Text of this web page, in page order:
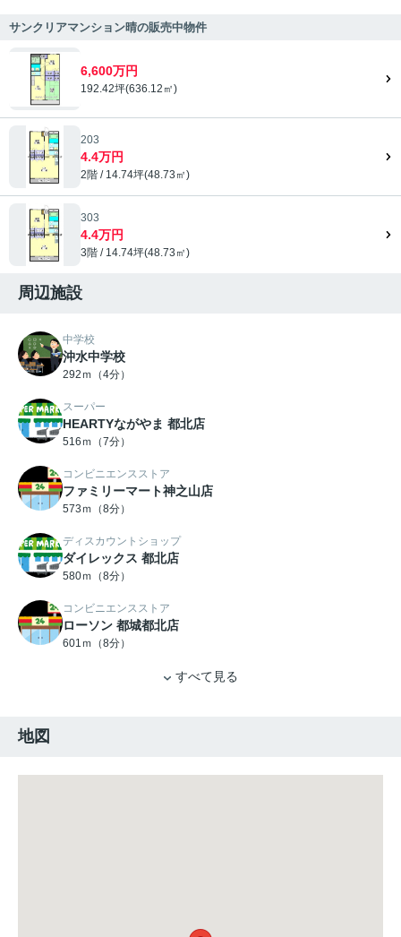
サンクリアマンション晴の販売中物件
6,600万円
192.42坪(636.12㎡)
203
4.4万円
2階 / 14.74坪(48.73㎡)
303
4.4万円
3階 / 14.74坪(48.73㎡)
周辺施設
中学校
沖水中学校
292ｍ（4分）
スーパー
HEARTYながやま 都北店
516ｍ（7分）
コンビニエンスストア
ファミリーマート神之山店
573ｍ（8分）
ディスカウントショップ
ダイレックス 都北店
580ｍ（8分）
コンビニエンスストア
ローソン 都城都北店
601ｍ（8分）
すべて見る
地図